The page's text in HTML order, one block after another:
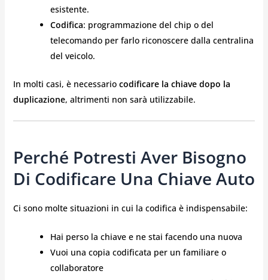
esistente.
Codifica: programmazione del chip o del
telecomando per farlo riconoscere dalla centralina
del veicolo.
In molti casi, è necessario codificare la chiave dopo la
duplicazione, altrimenti non sarà utilizzabile.
Perché Potresti Aver Bisogno
Di Codificare Una Chiave Auto
Ci sono molte situazioni in cui la codifica è indispensabile:
Hai perso la chiave e ne stai facendo una nuova
Vuoi una copia codificata per un familiare o
collaboratore